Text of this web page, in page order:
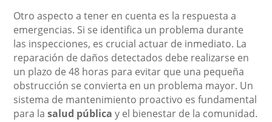
Otro aspecto a tener en cuenta es la respuesta a
emergencias. Si se identifica un problema durante
las inspecciones, es crucial actuar de inmediato. La
reparación de daños detectados debe realizarse en
un plazo de 48 horas para evitar que una pequeña
obstrucción se convierta en un problema mayor. Un
sistema de mantenimiento proactivo es fundamental
para lasalud pública y el bienestar de la comunidad.